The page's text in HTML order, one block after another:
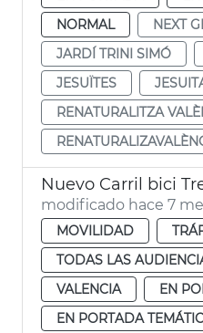
NORMAL
NEXT
JARDÍ TRINI SIMÓ
JESUÏTES
RENATURALITZA
Nuevo Carril bici
modificado hace 7
MOVILIDAD
TODAS LAS
VALENCIA
EN
EN PORTADA